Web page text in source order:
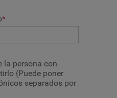
*
la persona con
(Puede poner
separados por